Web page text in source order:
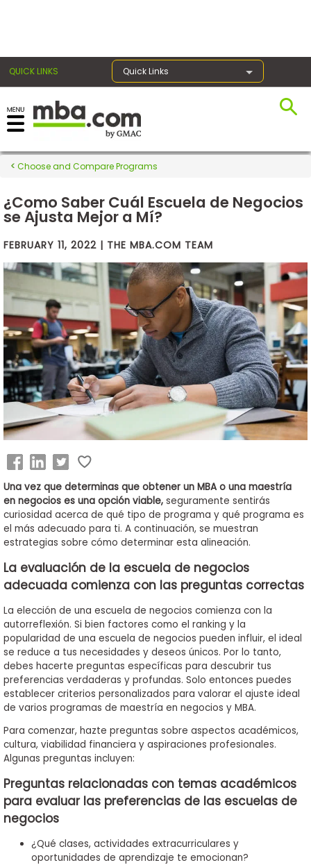
QUICK LINKS Quick Links
Exams
Prep
Prepare
for
Business
School
Business
School
&
Careers
Explore
Programs
Connect
with
Schools
How
to
Apply
Help
Create
Account
Choose and Compare Programs
¿Como Saber Cuál Escuela de Negocios
se Ajusta Mejor a Mí?
FEBRUARY 11, 2022 | THE MBA.COM TEAM
Una vez que determinas que obtener un MBA o una maestría
en negocios es una opción viable,seguramente sentirás
curiosidad acerca de qué tipo de programa y qué programa es
el más adecuado para ti. A continuación, se muestran
estrategias sobre cómo determinar esta alineación.
La evaluación de la escuela de negocios
adecuada comienza con las preguntas correctas
La elección de una escuela de negocios comienza con la
autorreflexión. Si bien factores como el ranking y la
popularidad de una escuela de negocios pueden influir, el ideal
se reduce a tus necesidades y deseos únicos. Por lo tanto,
debes hacerte preguntas específicas para descubrir tus
preferencias verdaderas y profundas. Solo entonces puedes
establecer criterios personalizados para valorar el ajuste ideal
de varios programas de maestría en negocios y MBA.
Para comenzar, hazte preguntas sobre aspectos académicos,
cultura, viabilidad financiera y aspiraciones profesionales.
Algunas preguntas incluyen:
Preguntas relacionadas con temas académicos
para evaluar las preferencias de las escuelas de
negocios
¿Qué clases, actividades extracurriculares y
oportunidades de aprendizaje te emocionan?